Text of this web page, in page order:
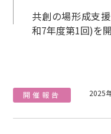
共創の場形成支
和7年度第1回)を
開催報告 2025